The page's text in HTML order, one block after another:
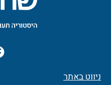
ניווט באתר